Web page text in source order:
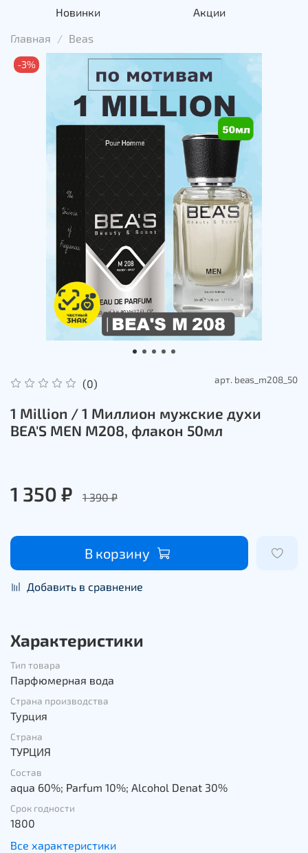
Новинки Акции
Главная
Beas
-3%
(0) арт. beas_m208_50
1 Million / 1 Миллион мужские духи
BEA'S MEN M208, флакон 50мл
1 350 ₽ 1 390 ₽
В корзину
Добавить в сравнение
Характеристики
Тип товара
Парфюмерная вода
Страна производства
Турция
Страна
ТУРЦИЯ
Состав
aqua 60%; Parfum 10%; Alcohol Denat 30%
Срок годности
1800
Все характеристики